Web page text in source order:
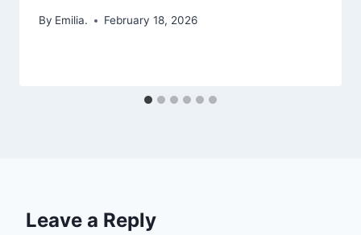
By Emilia. February 18, 2026
Leave a Reply